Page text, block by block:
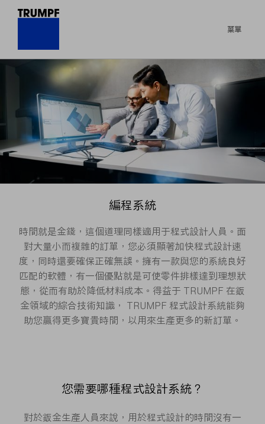
菜單
編程系統
時間就是金錢，這個道理同樣適用于程式設計人員。面
對大量小而複雜的訂單，您必須顯著加快程式設計速
度，同時還要確保正確無誤。擁有一款與您的系統良好
匹配的軟體，有一個優點就是可使零件排樣達到理想狀
態，從而有助於降低材料成本。得益于 TRUMPF 在鈑
金領域的綜合技術知識， TRUMPF 程式設計系統能夠
助您贏得更多寶貴時間，以用來生產更多的新訂單。
您需要哪種程式設計系統？
對於鈑金生產人員來說，用於程式設計的時間沒有一